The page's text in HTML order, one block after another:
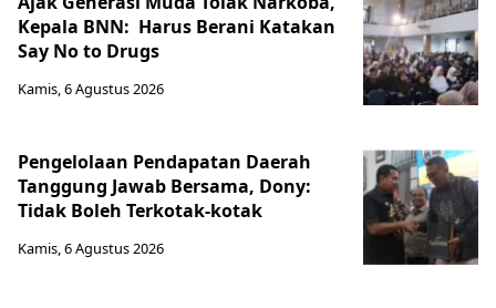
Kepala BNN: Harus Berani Katakan
Say No to Drugs
Kamis, 6 Agustus 2026
Pengelolaan Pendapatan Daerah
Tanggung Jawab Bersama, Dony:
Tidak Boleh Terkotak-kotak
Kamis, 6 Agustus 2026